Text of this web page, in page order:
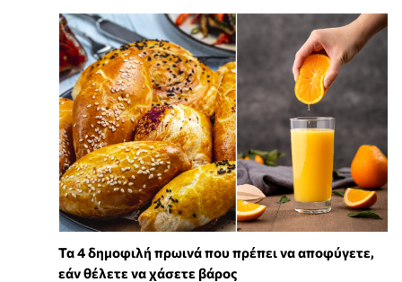
Τα 4 δημοφιλή πρωινά που πρέπει να αποφύγετε,
εάν θέλετε να χάσετε βάρος